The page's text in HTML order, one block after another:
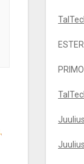
ESTER
PRIMO